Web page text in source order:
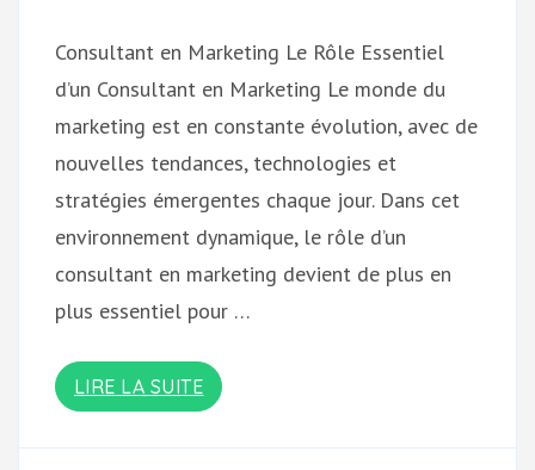
Consultant en Marketing Le Rôle Essentiel
d’un Consultant en Marketing Le monde du
marketing est en constante évolution, avec de
nouvelles tendances, technologies et
stratégies émergentes chaque jour. Dans cet
environnement dynamique, le rôle d’un
consultant en marketing devient de plus en
plus essentiel pour …
LIRE LA SUITE